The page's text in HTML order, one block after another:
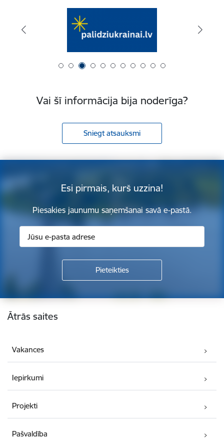
Vai šī informācija bija noderīga?
Sniegt atsauksmi
Esi pirmais, kurš uzzina!
Piesakies jaunumu saņemšanai savā e-pastā.
Kājene
Ātrās saites
Vakances
Iepirkumi
Projekti
Pašvaldība